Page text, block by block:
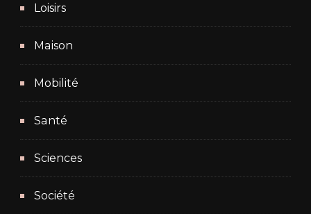
Loisirs
Maison
Mobilité
Santé
Sciences
Société